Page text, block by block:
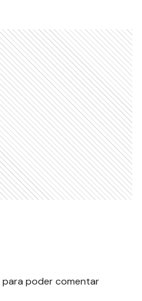
para poder comentar